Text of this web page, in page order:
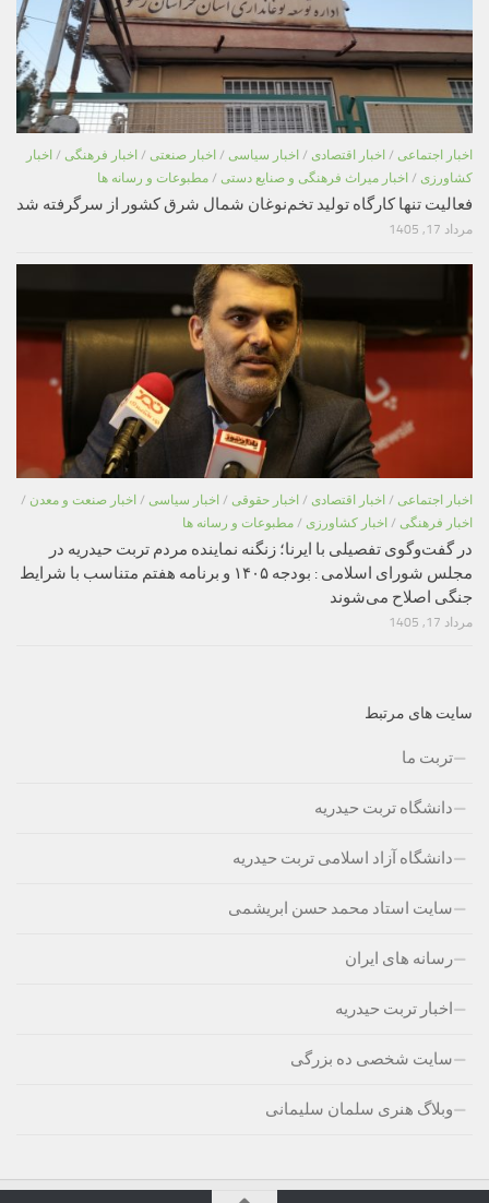
اخبار اجتماعی / اخبار اقتصادی / اخبار سیاسی / اخبار صنعتی / اخبار فرهنگی / اخبار
کشاورزی / اخبار میراث فرهنگی و صنایع دستی / مطبوعات و رسانه ها
فعالیت تنها کارگاه تولید تخم‌نوغان شمال شرق کشور از سرگرفته شد
مرداد 17, 1405
اخبار اجتماعی / اخبار اقتصادی / اخبار حقوقی / اخبار سیاسی / اخبار صنعت و معدن /
اخبار فرهنگی / اخبار کشاورزی / مطبوعات و رسانه ها
در گفت‌وگوی تفصیلی با ایرنا؛ زنگنه نماینده مردم تربت حیدریه در
مجلس شورای اسلامی : بودجه ۱۴۰۵ و برنامه هفتم متناسب با شرایط
جنگی اصلاح می‌شوند
مرداد 17, 1405
سایت های مرتبط
تربت ما
دانشگاه تربت حیدریه
دانشگاه آزاد اسلامی تربت حیدریه
سایت استاد محمد حسن ابریشمی
رسانه های ایران
اخبار تربت حیدریه
سایت شخصی ده بزرگی
وبلاگ هنری سلمان سلیمانی